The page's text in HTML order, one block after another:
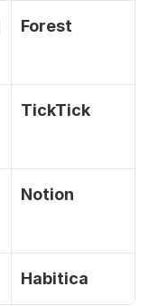
Forest
TickTick
Notion
Habitica